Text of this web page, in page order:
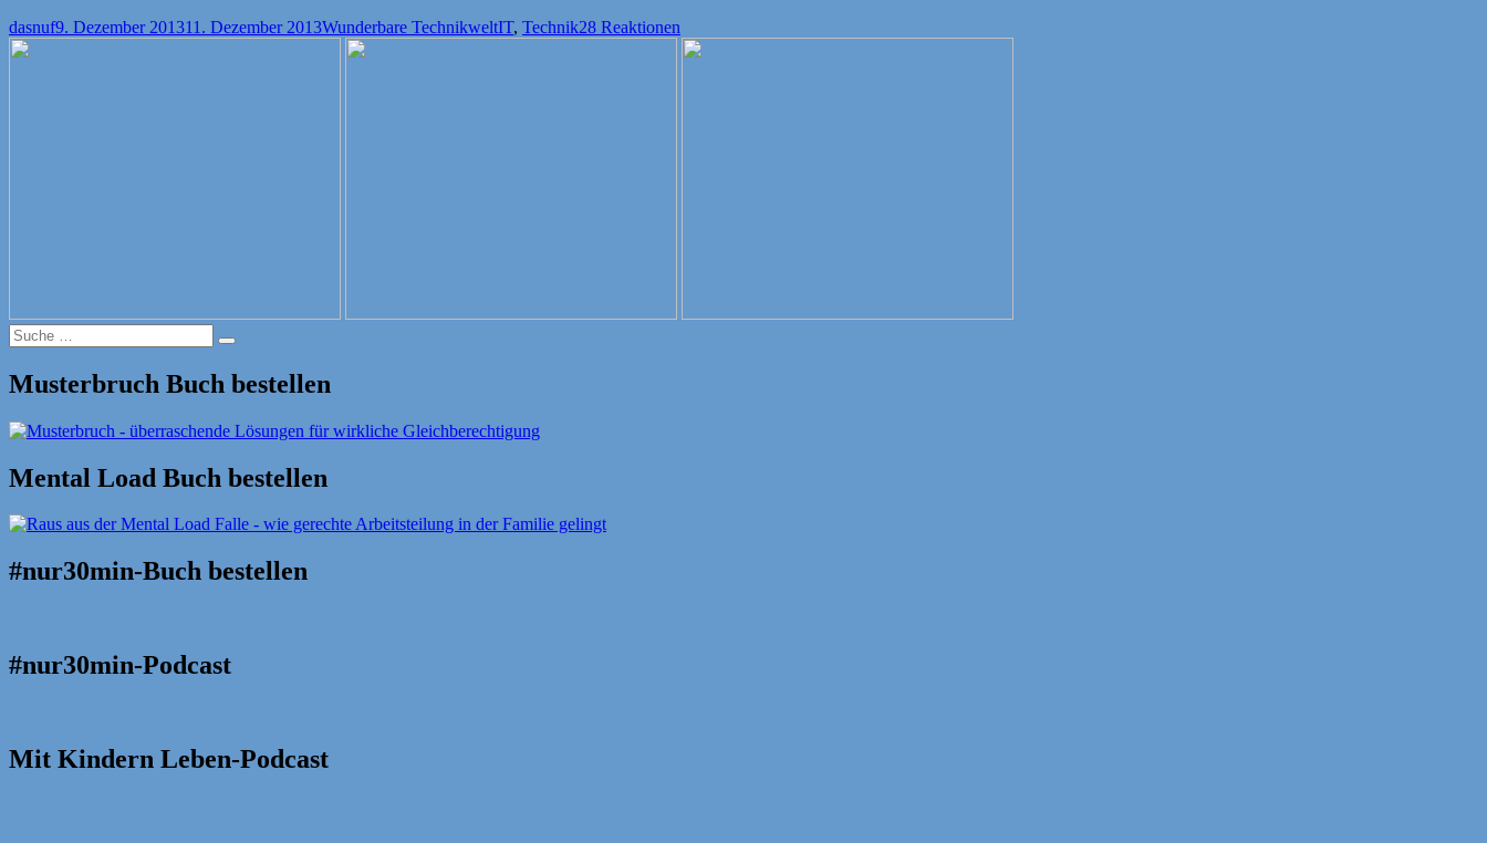
Autor
dasnufVeröffentlicht
9. Dezember 201311. Dezember 2013Kategorien
Wunderbare TechnikweltSchlagwörter
IT, Technik28 Reaktionen
Suche
nach:
Suche
Musterbruch Buch bestellen
Mental Load Buch bestellen
#nur30min-Buch bestellen
#nur30min-Podcast
Mit Kindern Leben-Podcast